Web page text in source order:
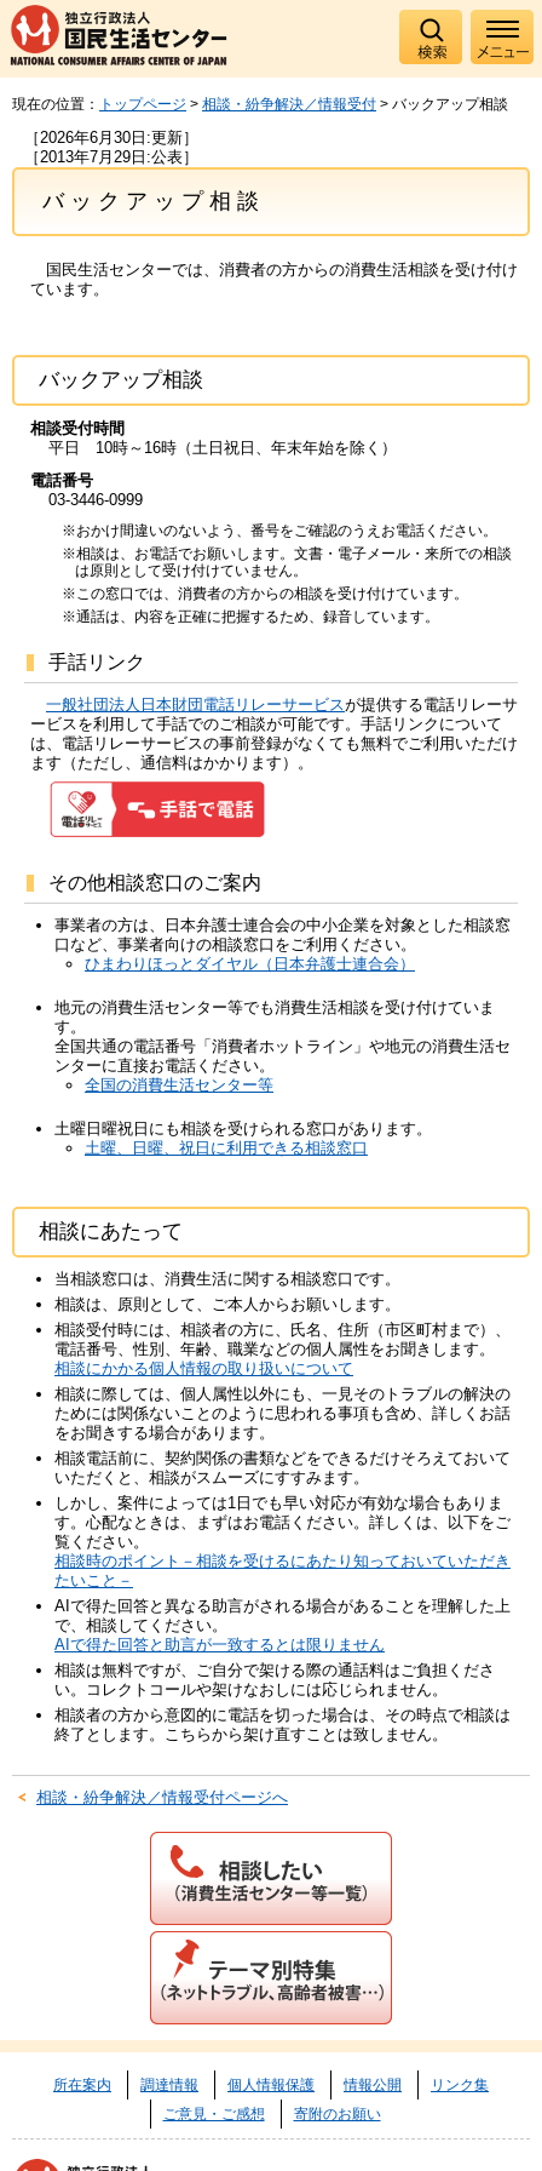
現在の位置： トップページ > 相談・紛争解決／情報受付 > バックアップ相談
［2026年6月30日:更新］
［2013年7月29日:公表］
バックアップ相談
国民生活センターでは、消費者の方からの消費生活相談を受け付け
ています。
バックアップ相談
相談受付時間
平日 10時～16時（土日祝日、年末年始を除く）
電話番号
03-3446-0999
※おかけ間違いのないよう、番号をご確認のうえお電話ください。
※相談は、お電話でお願いします。文書・電子メール・来所での相談
は原則として受け付けていません。
※この窓口では、消費者の方からの相談を受け付けています。
※通話は、内容を正確に把握するため、録音しています。
手話リンク
一般社団法人日本財団電話リレーサービスが提供する電話リレーサ
ービスを利用して手話でのご相談が可能です。手話リンクについて
は、電話リレーサービスの事前登録がなくても無料でご利用いただけ
ます（ただし、通信料はかかります）。
その他相談窓口のご案内
事業者の方は、日本弁護士連合会の中小企業を対象とした相談窓
口など、事業者向けの相談窓口をご利用ください。
ひまわりほっとダイヤル（日本弁護士連合会）
地元の消費生活センター等でも消費生活相談を受け付けていま
す。
全国共通の電話番号「消費者ホットライン」や地元の消費生活セ
ンターに直接お電話ください。
全国の消費生活センター等
土曜日曜祝日にも相談を受けられる窓口があります。
土曜、日曜、祝日に利用できる相談窓口
相談にあたって
当相談窓口は、消費生活に関する相談窓口です。
相談は、原則として、ご本人からお願いします。
相談受付時には、相談者の方に、氏名、住所（市区町村まで）、
電話番号、性別、年齢、職業などの個人属性をお聞きします。
相談にかかる個人情報の取り扱いについて
相談に際しては、個人属性以外にも、一見そのトラブルの解決の
ためには関係ないことのように思われる事項も含め、詳しくお話
をお聞きする場合があります。
相談電話前に、契約関係の書類などをできるだけそろえておいて
いただくと、相談がスムーズにすすみます。
しかし、案件によっては1日でも早い対応が有効な場合もありま
す。心配なときは、まずはお電話ください。詳しくは、以下をご
覧ください。
相談時のポイント－相談を受けるにあたり知っておいていただき
たいこと－
AIで得た回答と異なる助言がされる場合があることを理解した上
で、相談してください。
AIで得た回答と助言が一致するとは限りません
相談は無料ですが、ご自分で架ける際の通話料はご負担くださ
い。コレクトコールや架けなおしには応じられません。
相談者の方から意図的に電話を切った場合は、その時点で相談は
終了とします。こちらから架け直すことは致しません。
相談・紛争解決／情報受付ページへ
所在案内 調達情報 個人情報保護 情報公開
リンク集
ご意見・ご感想
寄附のお願い